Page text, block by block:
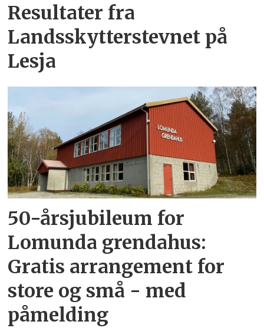
Resultater fra
Landsskytterstevnet på
Lesja
50-årsjubileum for
Lomunda grendahus:
Gratis arrangement for
store og små - med
påmelding